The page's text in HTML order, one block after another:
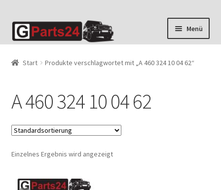
Zur
Navigation
Zum
Inhalt
Menü
Start Produkte verschlagwortet mit „A 460 324 10 04 62“
A 460 324 10 04 62
Einzelnes Ergebnis wird angezeigt